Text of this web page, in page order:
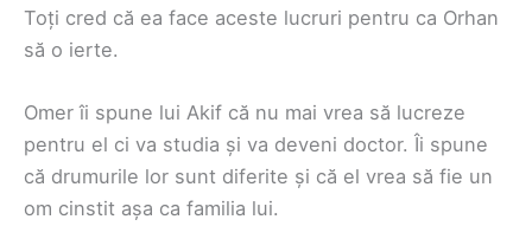
Toți cred că ea face aceste lucruri pentru ca Orhan
să o ierte.
Omer îi spune lui Akif că nu mai vrea să lucreze
pentru el ci va studia și va deveni doctor. Îi spune
că drumurile lor sunt diferite și că el vrea să fie un
om cinstit așa ca familia lui.